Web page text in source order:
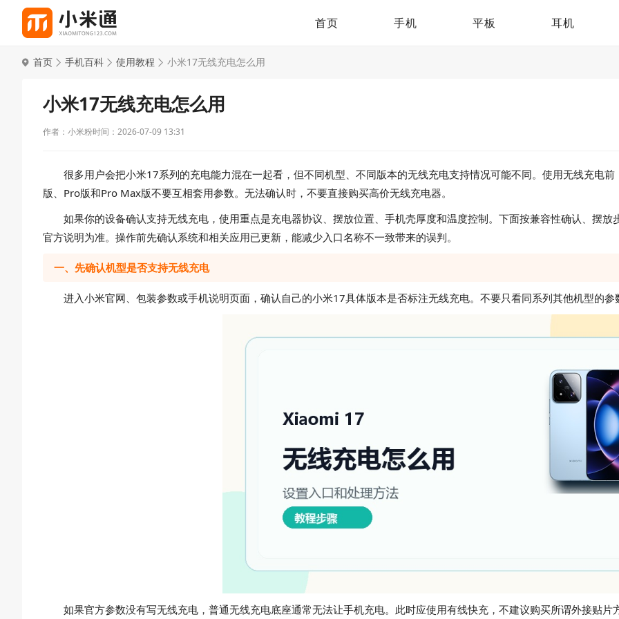
首页 手机 平板 耳机
首页 手机百科 使用教程 小米17无线充电怎么用
小米17无线充电怎么用
作者：小米粉时间：2026-07-09 13:31
很多用户会把小米17系列的充电能力混在一起看，但不同机型、不同版本的无线充电支持情况可能不同。使用无线充电前
版、Pro版和Pro Max版不要互相套用参数。无法确认时，不要直接购买高价无线充电器。
如果你的设备确认支持无线充电，使用重点是充电器协议、摆放位置、手机壳厚度和温度控制。下面按兼容性确认、摆放
官方说明为准。操作前先确认系统和相关应用已更新，能减少入口名称不一致带来的误判。
一、先确认机型是否支持无线充电
进入小米官网、包装参数或手机说明页面，确认自己的小米17具体版本是否标注无线充电。不要只看同系列其他机型的参
如果官方参数没有写无线充电，普通无线充电底座通常无法让手机充电。此时应使用有线快充，不建议购买所谓外接贴片